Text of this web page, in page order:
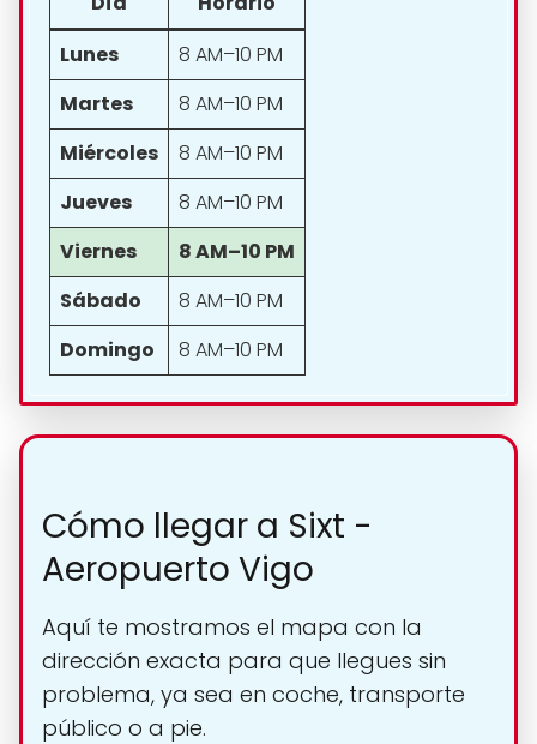
Lunes
8 AM–10 PM
Martes
8 AM–10 PM
Miércoles
8 AM–10 PM
Jueves
8 AM–10 PM
Viernes
8 AM–10 PM
Sábado
8 AM–10 PM
Domingo
8 AM–10 PM
Cómo llegar a Sixt -
Aeropuerto Vigo
Aquí te mostramos el mapa con la
dirección exacta para que llegues sin
problema, ya sea en coche, transporte
público o a pie.